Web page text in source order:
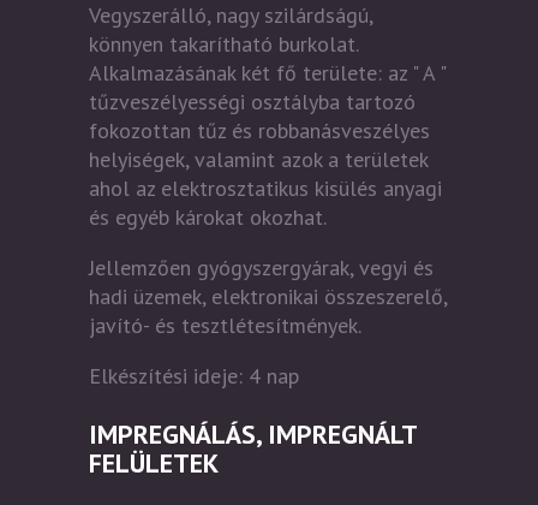
Vegyszerálló, nagy szilárdságú,
könnyen takarítható burkolat.
Alkalmazásának két fő területe: az " A "
tűzveszélyességi osztályba tartozó
fokozottan tűz és robbanásveszélyes
helyiségek, valamint azok a területek
ahol az elektrosztatikus kisülés anyagi
és egyéb károkat okozhat.
Jellemzően gyógyszergyárak, vegyi és
hadi üzemek, elektronikai összeszerelő,
javító- és tesztlétesítmények.
Elkészítési ideje: 4 nap
IMPREGNÁLÁS, IMPREGNÁLT
FELÜLETEK